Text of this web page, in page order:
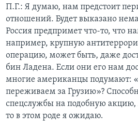
П.Г.: Я думаю, нам предстоит
отношений. Будет выказано
Россия предпримет что-то, что
например, крупную
операцию, может быть, даже
бин Ладена. Если они его нам
многие американцы подумают:
переживаем за Грузию»?
спецслужбы на подобную акцию,
то в этом роде я ожидаю.